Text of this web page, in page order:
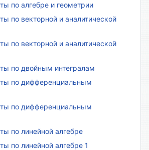
по алгебре и геометрии
по векторной и аналитической
по векторной и аналитической
по двойным интегралам
по дифференциальным
по дифференциальным
по линейной алгебре
по линейной алгебре 1